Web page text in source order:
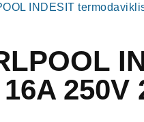
INDESIT
250V